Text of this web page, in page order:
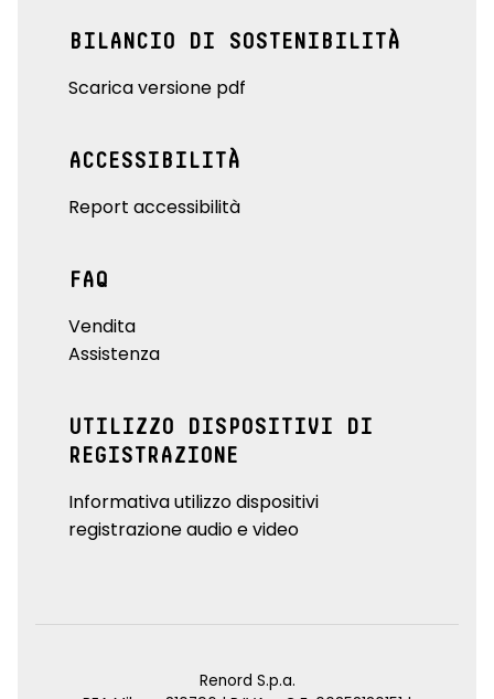
BILANCIO DI SOSTENIBILITÀ
Scarica versione pdf
ACCESSIBILITÀ
Report accessibilità
FAQ
Vendita
Assistenza
UTILIZZO DISPOSITIVI DI
REGISTRAZIONE
Informativa utilizzo dispositivi
registrazione audio e video
Renord S.p.a.